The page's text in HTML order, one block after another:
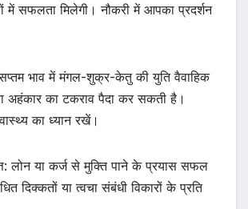
में सफलता मिलेगी। नौकरी में आपका प्रदर्शन
भाव में मंगल-शुक्र-केतु की युति वैवाहिक
अहंकार का टकराव पैदा कर सकती है।
का ध्यान रखें।
लोन या कर्ज से मुक्ति पाने के प्रयास सफल
दिक्कतों या त्वचा संबंधी विकारों के प्रति